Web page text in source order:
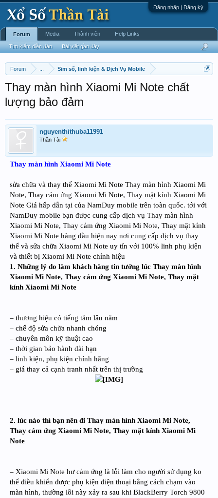
Đăng nhập | Đăng ký
Forum Sim số, linh kiện & Dịch Vụ Mobile
Thay màn hình Xiaomi Mi Note chất
lượng bảo đảm
nguyenthithuba11991
Thần Tài
Thay màn hình Xiaomi Mi Note
sửa chữa và thay thế Xiaomi Mi Note Thay màn hình Xiaomi Mi
Note, Thay cảm ứng Xiaomi Mi Note, Thay mặt kính Xiaomi Mi
Note Giá hấp dẫn tại của NamDuy mobile trên toàn quốc. tới với
NamDuy mobile bạn được cung cấp dịch vụ Thay màn hình
Xiaomi Mi Note, Thay cảm ứng Xiaomi Mi Note, Thay mặt kính
Xiaomi Mi Note hàng đầu hiện nay nơi cung cấp dịch vụ thay
thế và sửa chữa Xiaomi Mi Note uy tín với 100% linh phụ kiện
và thiết bị Xiaomi Mi Note chính hiệu
1. Những lý do làm khách hàng tin tưởng lúc Thay màn hình
Xiaomi Mi Note, Thay cảm ứng Xiaomi Mi Note, Thay mặt
kính Xiaomi Mi Note
– thương hiệu có tiếng tăm lâu năm
– chế độ sửa chữa nhanh chóng
– chuyên môn kỹ thuật cao
– thời gian bảo hành dài hạn
– linh kiện, phụ kiện chính hãng
– giá thay cả cạnh tranh nhất trên thị trường
2. lúc nào thì bạn nên đi Thay màn hình Xiaomi Mi Note,
Thay cảm ứng Xiaomi Mi Note, Thay mặt kính Xiaomi Mi
Note
– Xiaomi Mi Note hư cảm ứng là lỗi làm cho người sử dụng ko
thể điều khiển được phụ kiện điện thoại bằng cách chạm vào
màn hình, thường lỗi này xảy ra sau khi BlackBerry Torch 9800
Forum
Tìm kiếm diễn đàn Bài viết gần đây
Media Thành viên Help Links